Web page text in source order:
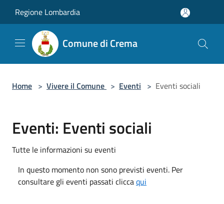
Regione Lombardia
Comune di Crema
Home > Vivere il Comune > Eventi > Eventi sociali
Eventi: Eventi sociali
Tutte le informazioni su eventi
In questo momento non sono previsti eventi. Per
consultare gli eventi passati cliccaqui